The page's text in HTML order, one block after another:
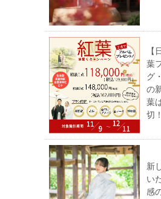
葉
グ
の
葉
切！
新
い
感